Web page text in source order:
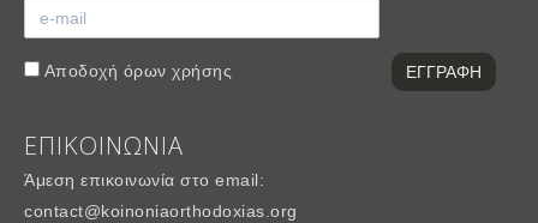
Αποδοχή όρων χρήσης
ΕΠΙΚΟΙΝΩΝΙΑ
Άμεση επικοινωνία στο email:
contact@koinoniaorthodoxias.org